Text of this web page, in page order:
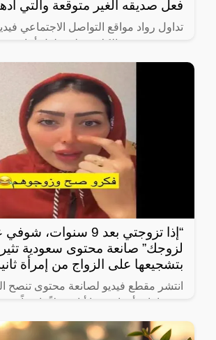
فعل صديقه الغير متوقعة والتي
تداول رواد مواقع التواصل الاجتماعي
هجوم عدد من الكلاب على طفل أثناء
برفقة صديقه.
“إذا تزوجتي بعد 9
لزوجك” صانعة محتوى سعودية
بتشجيعها على الزواج من إمرأة
انتشر مقطع فيديو لصانعة محتوى تنصح
زوجها بامرأة ثانية، ما أثار جدلاً واسعاً.
الصانعة: “إذا تزوجتي بعد 9 سنوات، شوفي عروسة ثانية